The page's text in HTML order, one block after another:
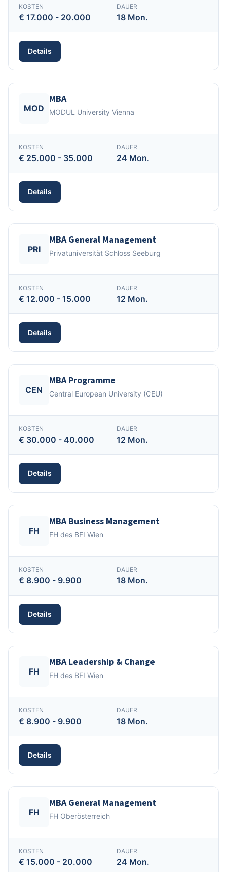
KOSTEN
€ 17.000 - 20.000
DAUER
18 Mon.
Details
MOD
MBA
MODUL University Vienna
KOSTEN
€ 25.000 - 35.000
DAUER
24 Mon.
Details
PRI
MBA General Management
Privatuniversität Schloss Seeburg
KOSTEN
€ 12.000 - 15.000
DAUER
12 Mon.
Details
CEN
MBA Programme
Central European University (CEU)
KOSTEN
€ 30.000 - 40.000
DAUER
12 Mon.
Details
FH
MBA Business Management
FH des BFI Wien
KOSTEN
€ 8.900 - 9.900
DAUER
18 Mon.
Details
FH
MBA Leadership & Change
FH des BFI Wien
KOSTEN
€ 8.900 - 9.900
DAUER
18 Mon.
Details
FH
MBA General Management
FH Oberösterreich
KOSTEN
€ 15.000 - 20.000
DAUER
24 Mon.